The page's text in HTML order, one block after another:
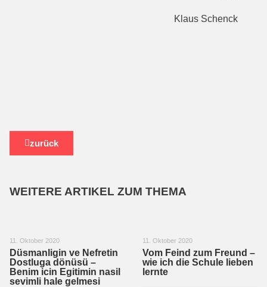
Klaus Schenck
zurück
WEITERE ARTIKEL ZUM THEMA
11. Oktober 2020
Düsmanligin ve Nefretin
Dostluga dönüsü –
Benim icin Egitimin nasil
sevimli hale gelmesi
11. Oktober 2020
Vom Feind zum Freund –
wie ich die Schule lieben
lernte